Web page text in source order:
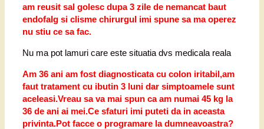
am reusit sal golesc dupa 3 zile de nemancat baut
endofalg si clisme chirurgul imi spune sa ma operez
nu stiu ce sa fac.
Nu ma pot lamuri care este situatia dvs medicala reala
Am 36 ani am fost diagnosticata cu colon iritabil,am
faut tratament cu ibutin 3 luni dar simptoamele sunt
aceleasi.Vreau sa va mai spun ca am numai 45 kg la
36 de ani ai mei.Ce sfaturi imi puteti da in aceasta
privinta.Pot facce o programare la dumneavoastra?